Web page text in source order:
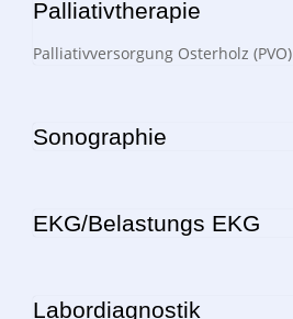
Palliativtherapie
Palliativversorgung Osterholz (PVO)
Sonographie
EKG/Belastungs EKG
Labordiagnostik